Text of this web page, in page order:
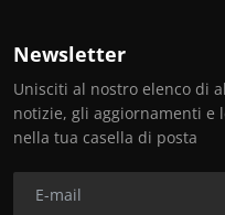
Newsletter
Unisciti al nostro elenco di
notizie, gli aggiornamenti e
nella tua casella di posta